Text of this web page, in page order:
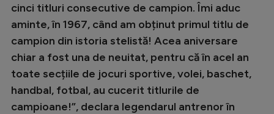
cinci titluri consecutive de campion. Îmi aduc
aminte, în 1967, când am obținut primul titlu de
campion din istoria stelistă! Acea aniversare
chiar a fost una de neuitat, pentru că în acel an
toate secțiile de jocuri sportive, volei, baschet,
handbal, fotbal, au cucerit titlurile de
campioane!”, declara legendarul antrenor în